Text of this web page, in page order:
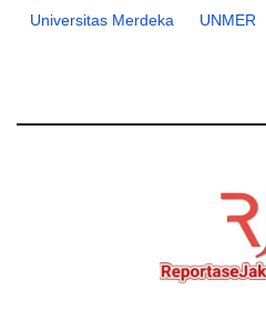
Universitas Merdeka UNMER